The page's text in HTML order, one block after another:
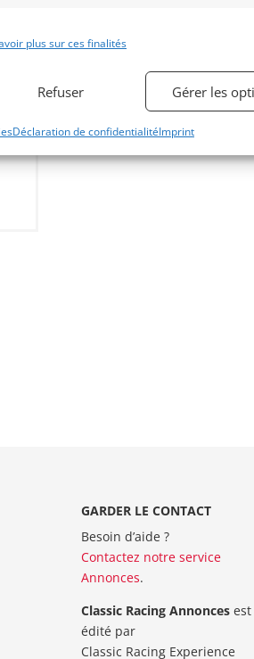
plus sur ces finalités
Refuser Gérer les
Déclaration de confidentialitéImprint
GARDER LE CONTACT
Besoin d’aide ?
Contactez notre service
Annonces.
Classic Racing Annoncesest
édité par
Classic Racing Experience